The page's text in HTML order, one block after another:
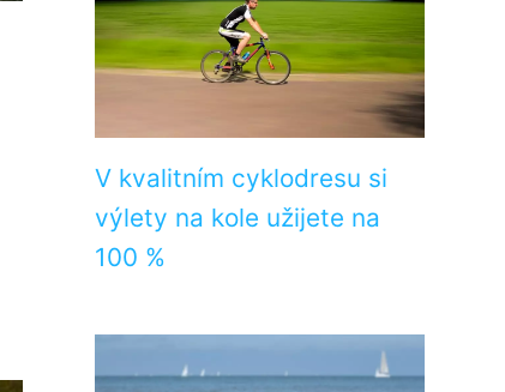
V kvalitním cyklodresu si
výlety na kole užijete na
100 %